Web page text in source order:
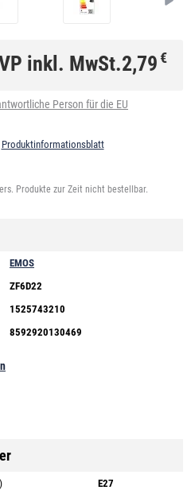
inkl. MwSt.2,79€
Person für die EU
Produktinformationsblatt
Produkte zur Zeit nicht bestellbar.
EMOS
ZF6D22
1525743210
8592920130469
E27